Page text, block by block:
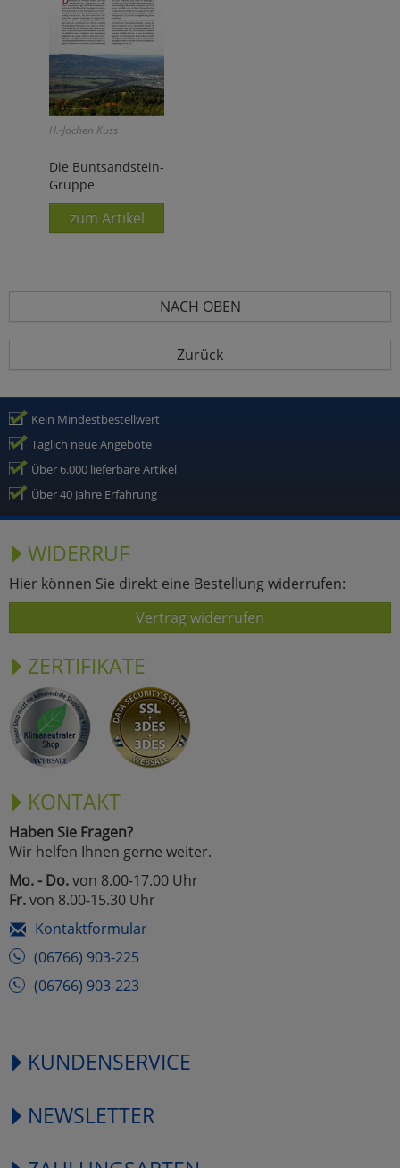
H.-Jochen Kuss
Die Buntsandstein-
Gruppe
zum Artikel
NACH OBEN
Zurück
Kein Mindestbestellwert
Täglich neue Angebote
Über 6.000 lieferbare Artikel
Über 40 Jahre Erfahrung
WIDERRUF
Hier können Sie direkt eine Bestellung widerrufen:
Vertrag widerrufen
ZERTIFIKATE
KONTAKT
Haben Sie Fragen?
Wir helfen Ihnen gerne weiter.
Mo. - Do.von 8.00-17.00 Uhr
Fr.von 8.00-15.30 Uhr
Kontaktformular
(06766) 903-225
(06766) 903-223
KUNDENSERVICE
NEWSLETTER